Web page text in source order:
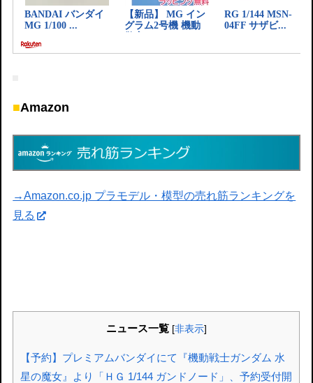
■Amazon
→Amazon.co.jp プラモデル・模型の売れ筋ランキングを
見る
ニュース一覧 [非表示]
【予約】プレミアムバンダイにて『機動戦士ガンダム 水
星の魔女』より「ＨＧ 1/144 ガンドノード」、予約受付開